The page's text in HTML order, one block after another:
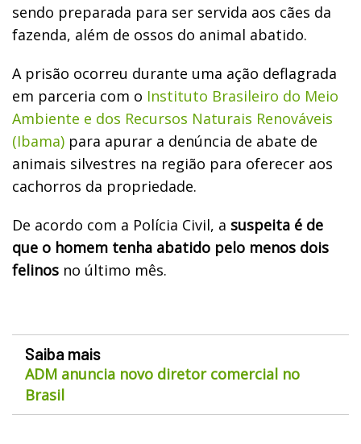
sendo preparada para ser servida aos cães da
fazenda, além de ossos do animal abatido.
A prisão ocorreu durante uma ação deflagrada
em parceria com o Instituto Brasileiro do Meio
Ambiente e dos Recursos Naturais Renováveis
(Ibama) para apurar a denúncia de abate de
animais silvestres na região para oferecer aos
cachorros da propriedade.
De acordo com a Polícia Civil, a suspeita é de
que o homem tenha abatido pelo menos dois
felinos no último mês.
Saiba mais
ADM anuncia novo diretor comercial no
Brasil